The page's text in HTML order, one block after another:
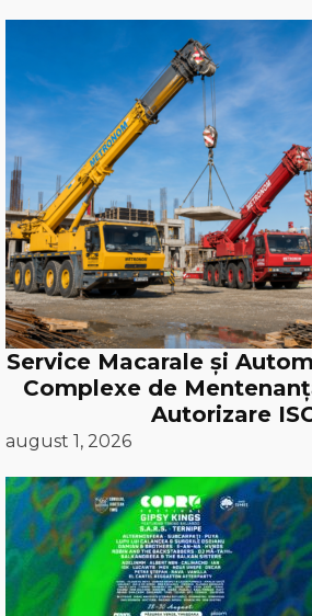
Service Macarale și
Complexe de
Autorizare
august 1, 2026